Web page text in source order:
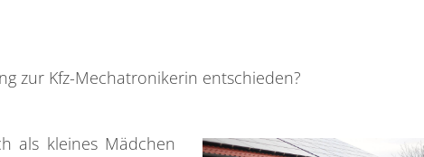
zur Kfz-Mechatronikerin entschieden?
als kleines Mädchen